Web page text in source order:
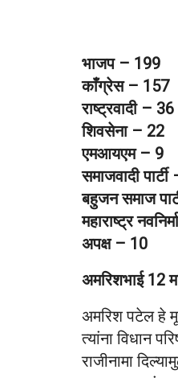
भाजप – 199
काँग्रेस – 157
राष्ट्रवादी – 36
शिवसेना – 22
एमआयएम – 9
समाजवादी
बहुजन समाज
महाराष्ट्र
अपक्ष – 10
अमरिशभाई 12
अमरिश पटेल हे
त्यांना विधान
राजीनामा